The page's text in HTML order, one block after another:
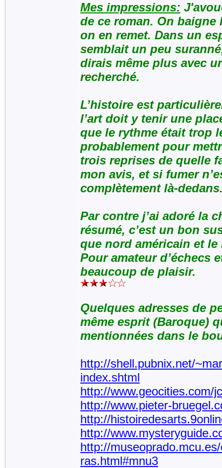
Mes impressions:
de ce roman. On baigne
on en remet. Dans un
semblait un peu
dirais même plus avec
recherché.
L’histoire est
l’art doit y tenir une
que le rythme était trop
probablement pour
trois reprises de quelle
mon avis, et si fumer
complètement là-
Par contre j’ai adoré la
résumé, c’est un bon
que nord américain et
Pour amateur d’échecs
beaucoup de plaisir.
Quelques adresses de
même esprit (Baroque)
mentionnées dans le
http://shell.pubnix.net/
index.shtml
http://www.geocities.com/
http://www.pieter-
http://
http://
http://
ras.html#mnu3